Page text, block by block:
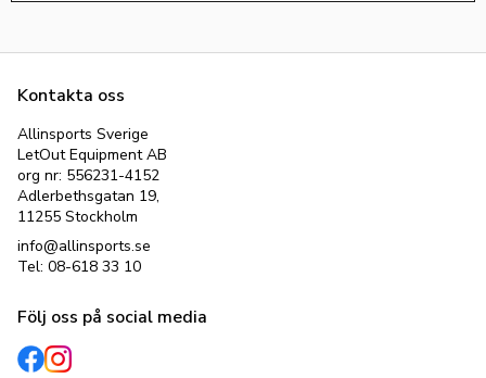
Kontakta oss
Allinsports Sverige
LetOut Equipment AB
org nr: 556231-4152
Adlerbethsgatan 19,
11255 Stockholm
info@allinsports.se
Tel: 08-618 33 10
Följ oss på social media